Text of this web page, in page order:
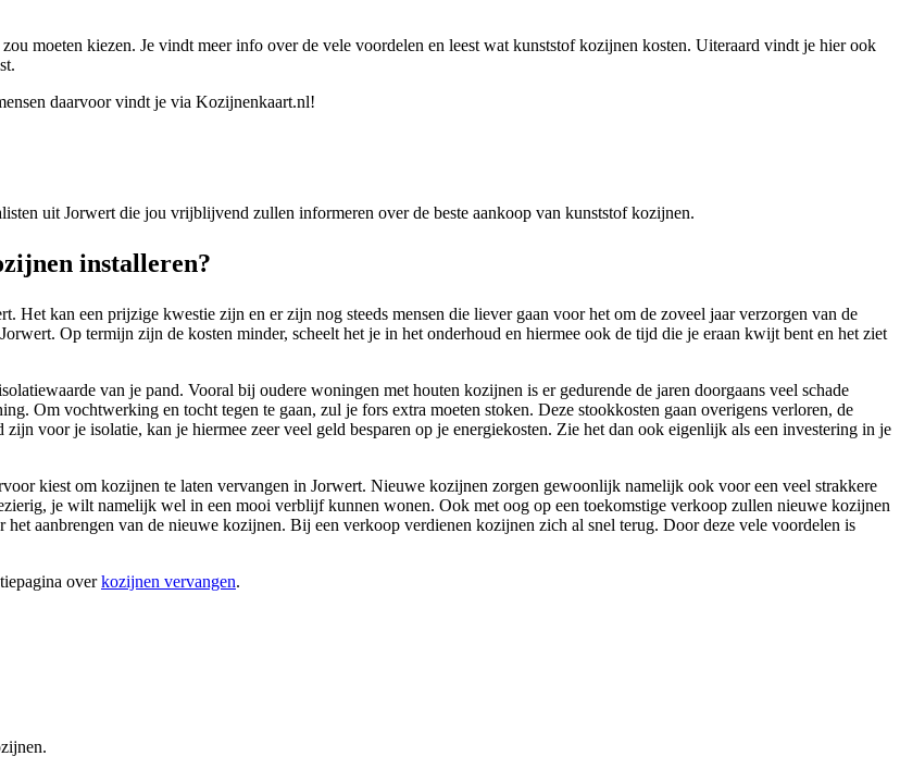
moeten kiezen. Je vindt meer info over de vele voordelen en leest wat kunststof kozijnen kosten. Uiteraard vindt je hier ook
daarvoor vindt je via Kozijnenkaart.nl!
uit Jorwert die jou vrijblijvend zullen informeren over de beste aankoop van kunststof kozijnen.
installeren?
Het kan een prijzige kwestie zijn en er zijn nog steeds mensen die liever gaan voor het om de zoveel jaar verzorgen van de
Op termijn zijn de kosten minder, scheelt het je in het onderhoud en hiermee ook de tijd die je eraan kwijt bent en het ziet
van je pand. Vooral bij oudere woningen met houten kozijnen is er gedurende de jaren doorgaans veel schade
Om vochtwerking en tocht tegen te gaan, zul je fors extra moeten stoken. Deze stookkosten gaan overigens verloren, de
voor je isolatie, kan je hiermee zeer veel geld besparen op je energiekosten. Zie het dan ook eigenlijk als een investering in je
kiest om kozijnen te laten vervangen in Jorwert. Nieuwe kozijnen zorgen gewoonlijk namelijk ook voor een veel strakkere
je wilt namelijk wel in een mooi verblijf kunnen wonen. Ook met oog op een toekomstige verkoop zullen nieuwe kozijnen
aanbrengen van de nieuwe kozijnen. Bij een verkoop verdienen kozijnen zich al snel terug. Door deze vele voordelen is
overkozijnen vervangen.